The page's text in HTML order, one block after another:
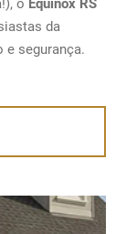
o Equinox RS
da
e segurança.